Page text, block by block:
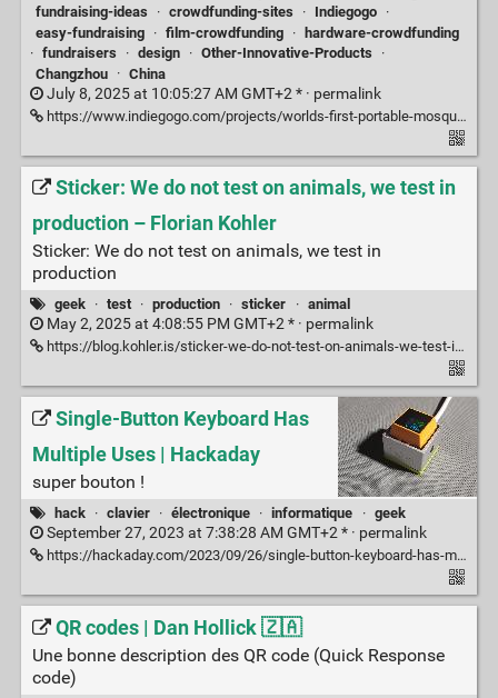
fundraising-ideas
· crowdfunding-sites · Indiegogo ·
easy-fundraising
· film-crowdfunding ·
hardware-crowdfunding
· fundraisers · design · Other-Innovative-Products
·
Changzhou
· China
July 8, 2025 at 10:05:27 AM GMT+2 * · permalink
https://www.indiegogo.com/projects/worlds-first-portable-mosquito-air-defense#/
Sticker: We do not test on animals, we test in
production – Florian Kohler
Sticker: We do not test on animals, we test in
production
geek · test · production · sticker · animal
May 2, 2025 at 4:08:55 PM GMT+2 * · permalink
https://blog.kohler.is/sticker-we-do-not-test-on-animals-we-test-in-production/
Single-Button Keyboard Has
Multiple Uses | Hackaday
super bouton !
hack · clavier · électronique · informatique · geek
September 27, 2023 at 7:38:28 AM GMT+2 * · permalink
https://hackaday.com/2023/09/26/single-button-keyboard-has-multiple-uses/
QR codes | Dan Hollick 🇿🇦
Une bonne description des QR code (Quick Response
code)